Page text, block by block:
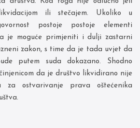
ili stečajem. Ukoliko u
postoje postoje elementi
je moguće primjeniti i dulji zastarni
zakon, s time da je tada uvjet da
putem suda dokazano. Shodno
da je društvo likvidirano nije
za ostvarivanje prava oštećenika